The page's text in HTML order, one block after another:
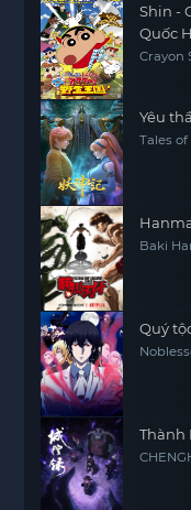
Shin -
Quốc
Crayon
Yêu
Tales
Baki
Quý
Thành